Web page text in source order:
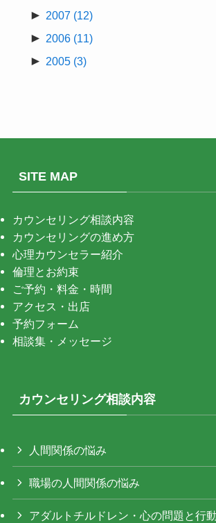
► 2007 (12)
► 2006 (11)
► 2005 (3)
SITE MAP
カウンセリング相談内容
カウンセリングの進め方
心理カウンセラー紹介
倫理とお約束
ご予約・料金・時間
アクセス・出店
予約フォーム
相談集・メッセージ
カウンセリング相談内容
人間関係の悩み
職場の人間関係の悩み
アダルトチルドレン・心の問題と行